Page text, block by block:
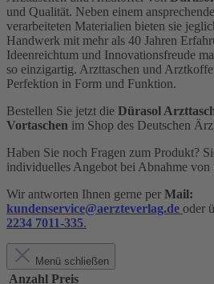
und Qualität. Neben einem
verarbeiteten Materialien bieten sie
Handwerk mit mehr als 40 Jahren
Ideenreichtum und Innovationsfreude
so einzigartig. Arzttaschen und
Perfektion in Form und Funktion.
Bestellen Sie jetzt die Dürasol
Vortaschen im Shop des Deutschen
Haben Sie noch Fragen zum Produkt?
individuelles Angebot bei Abnahme von
Wir antworten Ihnen gerne per Mail:
kundenservice@aerzteverlag.de oder
2234 7011-335.
Menü schließen
Anzahl Preis